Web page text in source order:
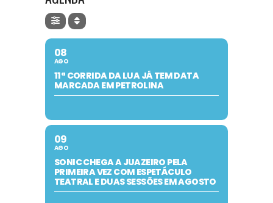
08
AGO
11ª CORRIDA DA LUA JÁ TEM DATA
MARCADA EM PETROLINA
09
AGO
SONIC CHEGA A JUAZEIRO PELA
PRIMEIRA VEZ COM ESPETÁCULO
TEATRAL E DUAS SESSÕES EM AGOSTO